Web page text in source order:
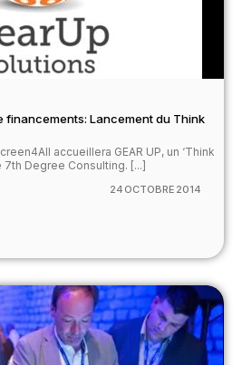
financements: Lancement du Think
accueillera GEAR UP, un ‘Think
Degree Consulting. [...]
24 OCTOBRE 2014